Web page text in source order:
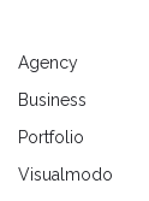
Agency
Business
Portfolio
Visualmodo